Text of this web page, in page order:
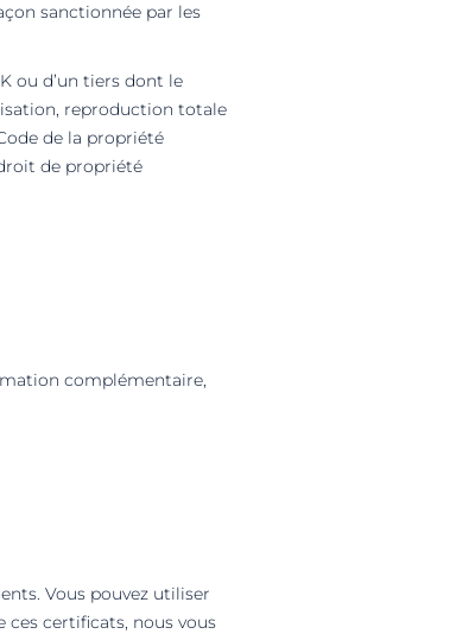
sanctionnée par les
ou d’un tiers dont le
reproduction totale
de la propriété
de propriété
complémentaire,
Vous pouvez utiliser
ces certificats, nous vous